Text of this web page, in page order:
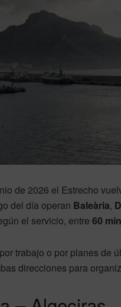
de 2026 el Estrecho
del día operan Baleària,
el servicio, entre 60
trabajo o por planes de
direcciones para